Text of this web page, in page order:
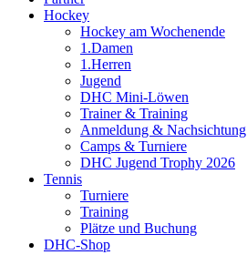
Hockey
Hockey am Wochenende
1.Damen
1.Herren
Jugend
DHC Mini-Löwen
Trainer & Training
Anmeldung & Nachsichtung
Camps & Turniere
DHC Jugend Trophy 2026
Tennis
Turniere
Training
Plätze und Buchung
DHC-Shop